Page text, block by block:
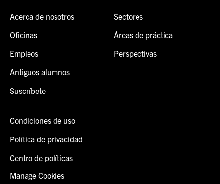
Acerca de nosotros
Oficinas
Empleos
Antiguos alumnos
Suscríbete
Sectores
Áreas de práctica
Perspectivas
Condiciones de uso
Política de privacidad
Centro de políticas
Manage Cookies